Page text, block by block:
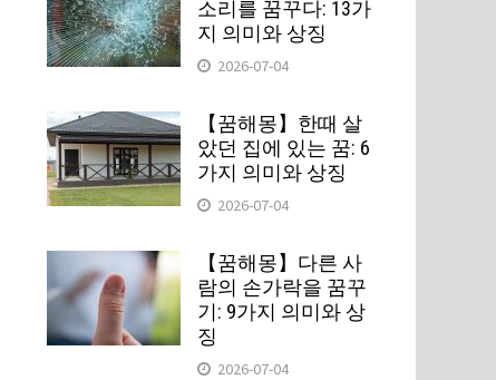
소리를 꿈꾸다: 13가
지 의미와 상징
2026-07-04
【꿈해몽】한때 살
았던 집에 있는 꿈: 6
가지 의미와 상징
2026-07-04
【꿈해몽】다른 사
람의 손가락을 꿈꾸
기: 9가지 의미와 상
징
2026-07-04